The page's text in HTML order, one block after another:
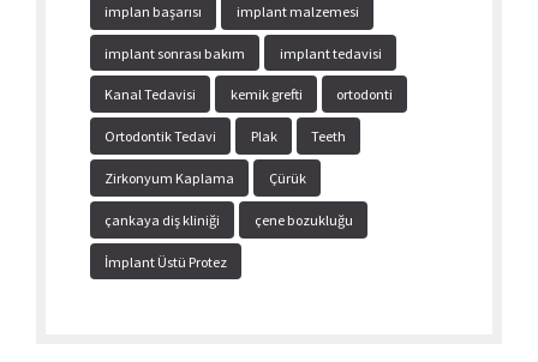
implan başarısı implant malzemesi
implant sonrası bakım implant tedavisi
Kanal Tedavisi kemik grefti ortodonti
Ortodontik Tedavi Plak Teeth
Zirkonyum Kaplama Çürük
çankaya diş kliniği çene bozukluğu
İmplant Üstü Protez